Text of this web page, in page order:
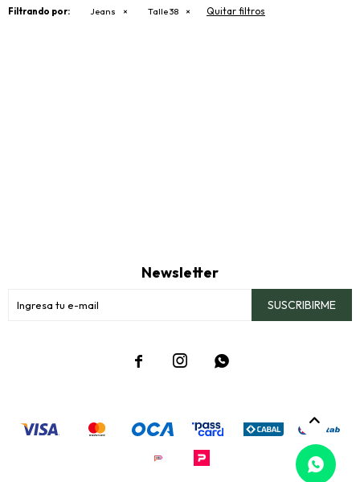
Filtrando por: Jeans Talle 38 Quitar filtros
Newsletter
SUSCRIBIRME
  